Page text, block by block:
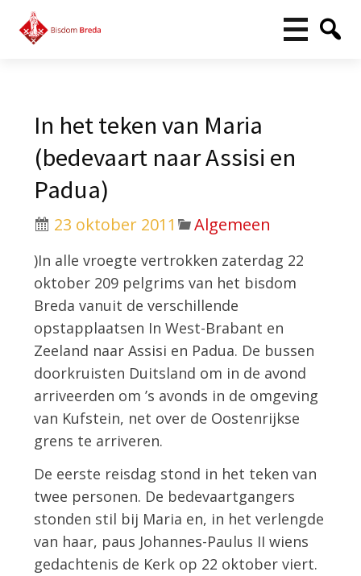
In het teken van Maria
(bedevaart naar Assisi en
Padua)
23 oktober 2011 Algemeen
)In alle vroegte vertrokken zaterdag 22
oktober 209 pelgrims van het bisdom
Breda vanuit de verschillende
opstapplaatsen In West-Brabant en
Zeeland naar Assisi en Padua. De bussen
doorkruisten Duitsland om in de avond
arriveerden om ’s avonds in de omgeving
van Kufstein, net over de Oostenrijkse
grens te arriveren.
De eerste reisdag stond in het teken van
twee personen. De bedevaartgangers
stonden stil bij Maria en, in het verlengde
van haar, paus Johannes-Paulus II wiens
gedachtenis de Kerk op 22 oktober viert.